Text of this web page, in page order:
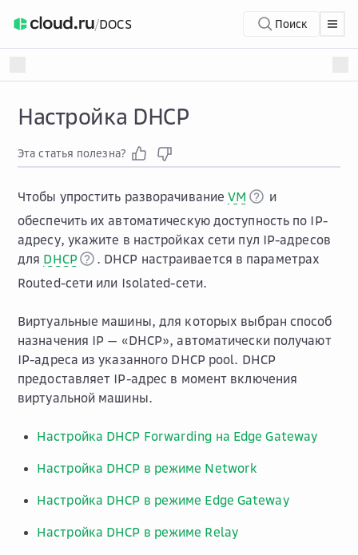
/DOCS Поиск
Настройка DHCP
Эта статья полезна?
Чтобы упростить разворачиваниеVM
и
обеспечить их автоматическую доступность по IP-
адресу, укажите в настройках сети пул IP-адресов
для DHCP
. DHCP настраивается в параметрах
Routed-сети или Isolated-сети.
Виртуальные машины, для которых выбран способ
назначения IP — «DHCP», автоматически получают
IP-адреса из указанного DHCP pool. DHCP
предоставляет IP-адрес в момент включения
виртуальной машины.
Настройка DHCP Forwarding на Edge Gateway
Настройка DHCP в режиме Network
Настройка DHCP в режиме Edge Gateway
Настройка DHCP в режиме Relay